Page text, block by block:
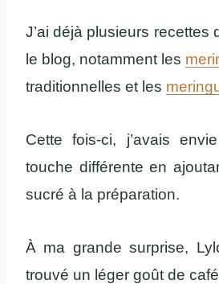
J’ai déjà plusieurs recettes
le blog, notamment les
traditionnelles et les
Cette fois-ci, j’avais
touche différente en
sucré à la préparation.
À ma grande surprise,
trouvé un léger goût de